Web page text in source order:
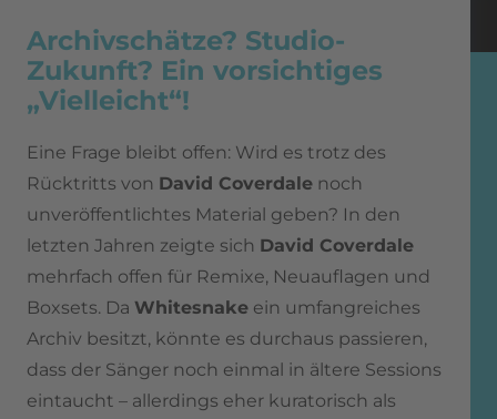
Archivschätze? Studio-
Zukunft? Ein vorsichtiges
„Vielleicht“!
Eine Frage bleibt offen: Wird es trotz des
Rücktritts von David Coverdale noch
unveröffentlichtes Material geben? In den
letzten Jahren zeigte sich David Coverdale
mehrfach offen für Remixe, Neuauflagen und
Boxsets. Da Whitesnake ein umfangreiches
Archiv besitzt, könnte es durchaus passieren,
dass der Sänger noch einmal in ältere Sessions
eintaucht – allerdings eher kuratorisch als